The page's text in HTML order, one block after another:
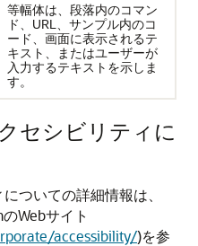
等幅体は、段落内のコマン
ド、URL、サンプル内のコ
ード、画面に表示されるテ
キスト、またはユーザーが
入力するテキストを示しま
す。
セシビリティに
ついての詳細情報は、
Webサイト
accessibility/)を参